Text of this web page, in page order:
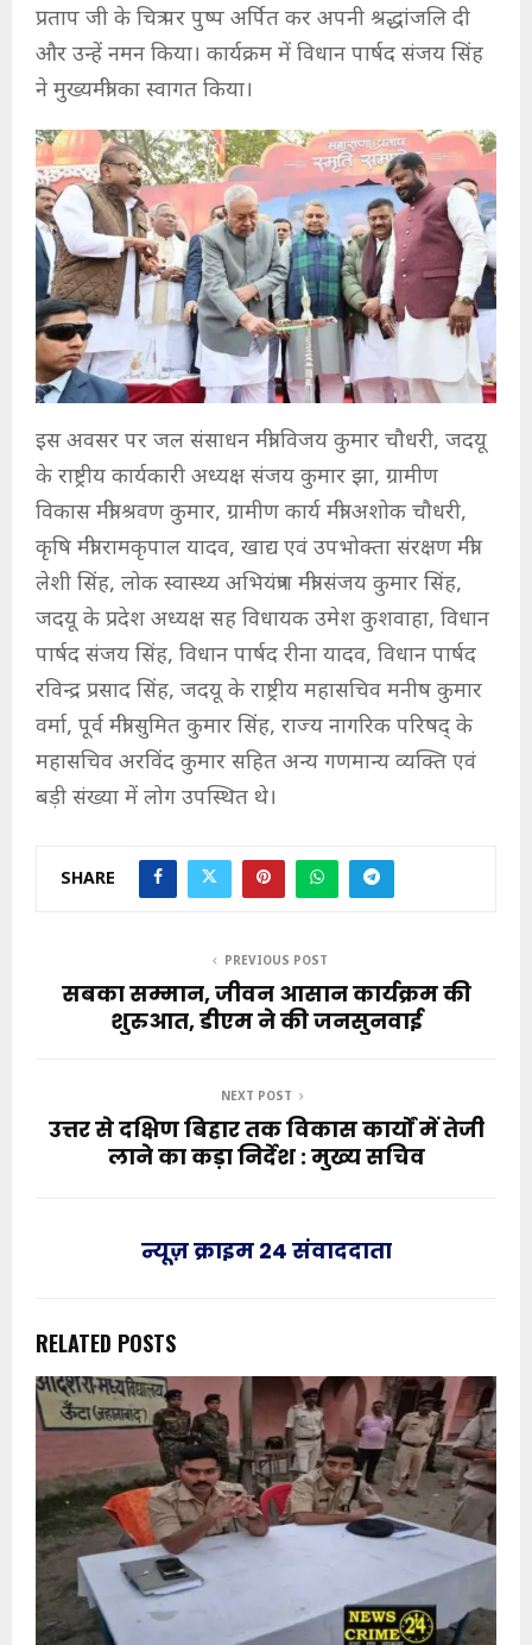
प्रताप जी के चित्र पर पुष्प अर्पित कर अपनी श्रद्धांजलि दी
और उन्हें नमन किया। कार्यक्रम में विधान पार्षद संजय सिंह
ने मुख्यमंत्री का स्वागत किया।
इस अवसर पर जल संसाधन मंत्री विजय कुमार चौधरी, जदयू
के राष्ट्रीय कार्यकारी अध्यक्ष संजय कुमार झा, ग्रामीण
विकास मंत्री श्रवण कुमार, ग्रामीण कार्य मंत्री अशोक चौधरी,
कृषि मंत्री रामकृपाल यादव, खाद्य एवं उपभोक्ता संरक्षण मंत्री
लेशी सिंह, लोक स्वास्थ्य अभियंत्रण मंत्री संजय कुमार सिंह,
जदयू के प्रदेश अध्यक्ष सह विधायक उमेश कुशवाहा, विधान
पार्षद संजय सिंह, विधान पार्षद रीना यादव, विधान पार्षद
रविन्द्र प्रसाद सिंह, जदयू के राष्ट्रीय महासचिव मनीष कुमार
वर्मा, पूर्व मंत्री सुमित कुमार सिंह, राज्य नागरिक परिषद् के
महासचिव अरविंद कुमार सहित अन्य गणमान्य व्यक्ति एवं
बड़ी संख्या में लोग उपस्थित थे।
SHARE
PREVIOUS POST
सबका सम्मान, जीवन आसान कार्यक्रम की
शुरुआत, डीएम ने की जनसुनवाई
NEXT POST
उत्तर से दक्षिण बिहार तक विकास कार्यों में तेजी
लाने का कड़ा निर्देश : मुख्य सचिव
न्यूज़ क्राइम 24 संवाददाता
RELATED POSTS